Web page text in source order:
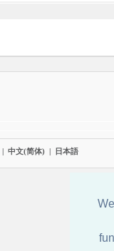
| 中文(简体) | 日本語